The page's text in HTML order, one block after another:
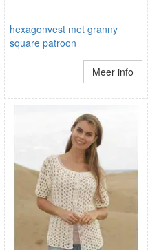
hexagonvest met granny
square patroon
Meer info